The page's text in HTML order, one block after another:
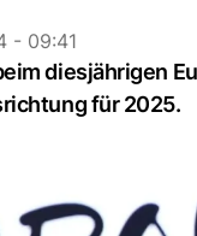
- 09:41
diesjährigen
für 2025.